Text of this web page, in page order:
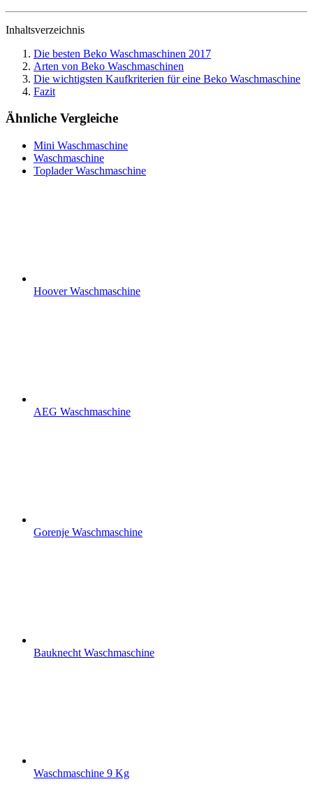
Inhaltsverzeichnis
Die besten Beko Waschmaschinen 2017
Arten von Beko Waschmaschinen
Die wichtigsten Kaufkriterien für eine Beko Waschmaschine
Fazit
Ähnliche Vergleiche
Mini Waschmaschine
Waschmaschine
Toplader Waschmaschine
Hoover Waschmaschine
AEG Waschmaschine
Gorenje Waschmaschine
Bauknecht Waschmaschine
Waschmaschine 9 Kg